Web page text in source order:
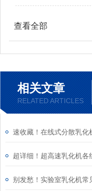
查看全部
相关文章
RELATED ARTICLES